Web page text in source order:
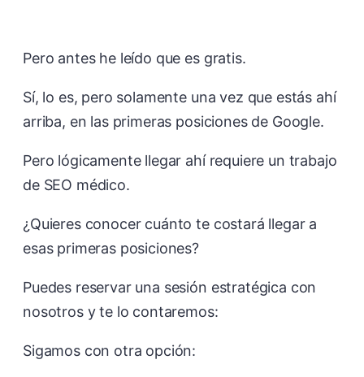
Pero antes he leído que es gratis.
Sí, lo es, pero solamente una vez que estás ahí
arriba, en las primeras posiciones de Google.
Pero lógicamente llegar ahí requiere un trabajo
de SEO médico.
¿Quieres conocer cuánto te costará llegar a
esas primeras posiciones?
Puedes reservar una sesión estratégica con
nosotros y te lo contaremos:
Sigamos con otra opción: